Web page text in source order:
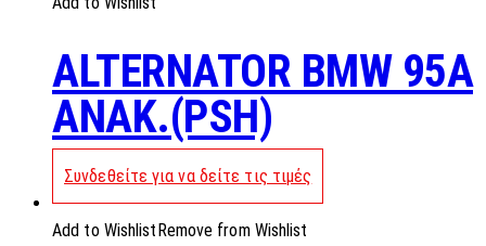
ALTERNATOR BMW 95A
ANAK.(PSH)
Συνδεθείτε για να δείτε τις τιμές
Add to Wishlist Remove from Wishlist